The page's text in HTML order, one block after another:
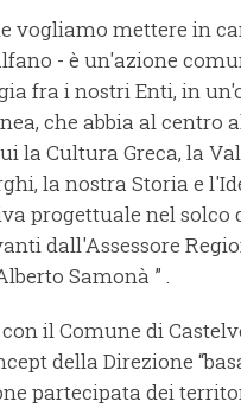
vogliamo mettere in
- è un'azione
fra i nostri Enti, in
che abbia al centro
la Cultura Greca, la
la nostra Storia e
progettuale nel solco
dall'Assessore
Samonà ” .
il Comune di
della Direzione
partecipata dei